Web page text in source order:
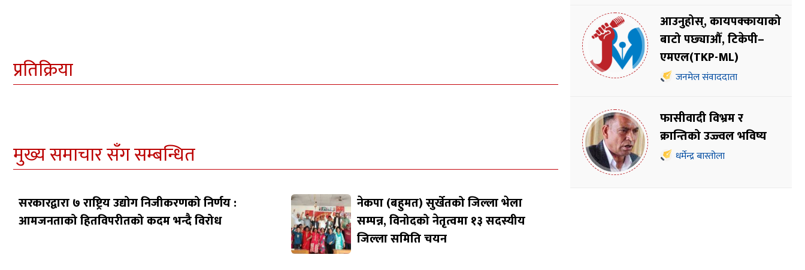
प्रतिक्रिया
मुख्य समाचार सँग सम्बन्धित
सरकारद्वारा ७ राष्ट्रिय उद्योग निजीकरणको निर्णय :
आमजनताको हितविपरीतको कदम भन्दै विरोध
नेकपा (बहुमत) सुर्खेतको जिल्ला भेला
सम्पन्न, विनोदको नेतृत्वमा १३ सदस्यीय
जिल्ला समिति चयन
आउनुहोस्, कायपक्कायाको
बाटो पछ्याऔँ, टिकेपी–
एमएल(TKP-ML)
जनमेल संवाददाता
फासीवादी विभ्रम र
क्रान्तिको उज्ज्वल भविष्य
धर्मेन्द्र बास्तोला